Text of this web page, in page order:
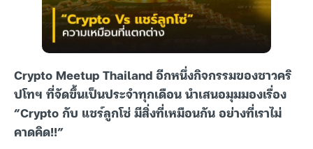
Crypto Meetup Thailand อีกหนึ่งกิจกรรมของชาวคริ
ปโทฯ ที่จัดขึ้นเป็นประจำทุกเดือน นำเสนอมุมมองเรื่อง
“Crypto กับ แชร์ลูกโซ่ มีสิ่งที่เหมือนกัน อย่างที่เราไม่
คาดคิด!!”